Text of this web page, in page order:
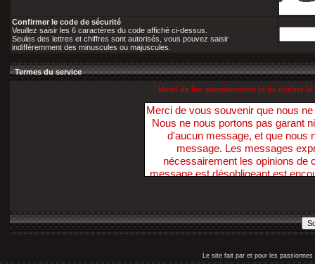
Confirmer le code de sécurité
Veuillez saisir les 6 caractères du code affiché ci-dessus.
Seules des lettres et chiffres sont autorisés, vous pouvez saisir
indifféremment des minuscules ou majuscules.
Termes du service
Merci de lire attentivement et de cocher
Merci de vous souvenir que nous
Nous ne nous portons pas garant
d'aucun message, et que nous
message. Les messages
nécessairement les opinions de
message est désobligeant est
pas ces Forums pour poster
diffamatoire, inexacte, abusive,
Le site fait par et pour les